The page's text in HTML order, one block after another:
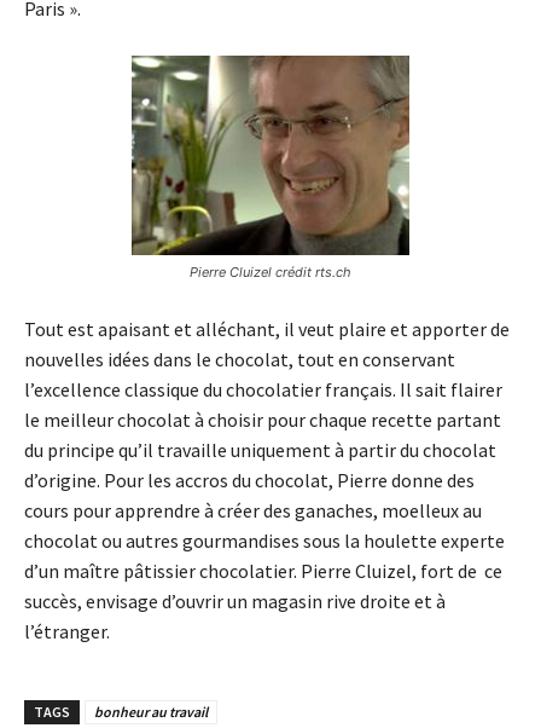
Paris ».
Pierre Cluizel crédit rts.ch
Tout est apaisant et alléchant, il veut plaire et apporter de
nouvelles idées dans le chocolat, tout en conservant
l’excellence classique du chocolatier français. Il sait flairer
le meilleur chocolat à choisir pour chaque recette partant
du principe qu’il travaille uniquement à partir du chocolat
d’origine. Pour les accros du chocolat, Pierre donne des
cours pour apprendre à créer des ganaches, moelleux au
chocolat ou autres gourmandises sous la houlette experte
d’un maître pâtissier chocolatier. Pierre Cluizel, fort de ce
succès, envisage d’ouvrir un magasin rive droite et à
l’étranger.
TAGS bonheur au travail